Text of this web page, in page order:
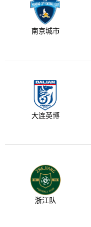
南京城市
大连英博
浙江队